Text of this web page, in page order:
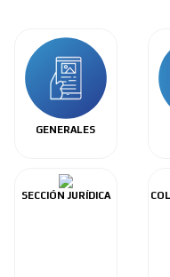
GENERALES
SECCIÓN JURÍDICA